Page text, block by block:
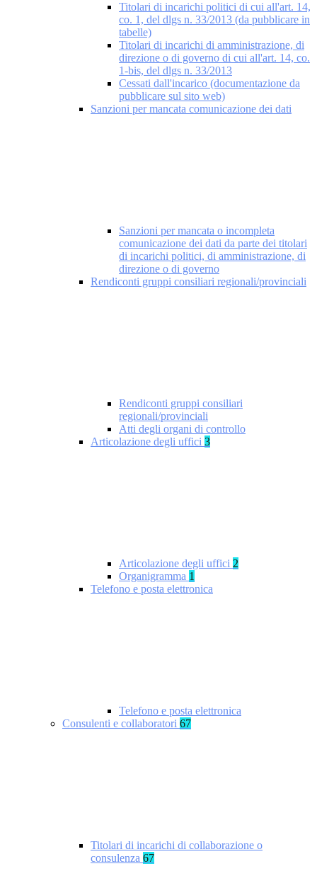
Titolari di incarichi politici di cui all'art. 14,
co. 1, del dlgs n. 33/2013 (da pubblicare in
tabelle)
Titolari di incarichi di amministrazione, di
direzione o di governo di cui all'art. 14, co.
1-bis, del dlgs n. 33/2013
Cessati dall'incarico (documentazione da
pubblicare sul sito web)
Sanzioni per mancata comunicazione dei dati
Sanzioni per mancata o incompleta
comunicazione dei dati da parte dei titolari
di incarichi politici, di amministrazione, di
direzione o di governo
Rendiconti gruppi consiliari regionali/provinciali
Rendiconti gruppi consiliari
regionali/provinciali
Atti degli organi di controllo
Articolazione degli uffici 3
Articolazione degli uffici 2
Organigramma 1
Telefono e posta elettronica
Telefono e posta elettronica
Consulenti e collaboratori 67
Titolari di incarichi di collaborazione o
consulenza 67